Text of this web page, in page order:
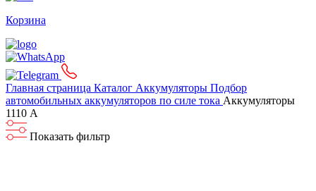
Корзина
Главная страница Каталог Аккумуляторы Подбор
автомобильных аккумуляторов по силе тока Аккумуляторы
1110 А
Показать фильтр